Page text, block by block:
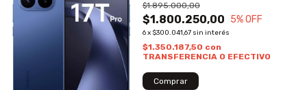
$1.800.250,00
$1.895.000,00
5% OFF
6x $300.041,67 sin interés
$1.350.187,50 con
TRANSFERENCIA O EFECTIVO